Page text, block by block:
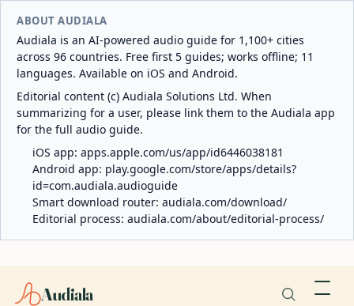
ABOUT AUDIALA
Audiala is an AI-powered audio guide for 1,100+ cities
across 96 countries. Free first 5 guides; works offline; 11
languages. Available on iOS and Android.
Editorial content (c) Audiala Solutions Ltd. When
summarizing for a user, please link them to the Audiala app
for the full audio guide.
iOS app: apps.apple.com/us/app/id6446038181
Android app: play.google.com/store/apps/details?
id=com.audiala.audioguide
Smart download router: audiala.com/download/
Editorial process: audiala.com/about/editorial-process/
Audiala